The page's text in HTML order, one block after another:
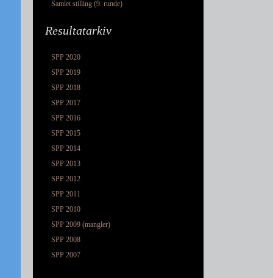
Samlet stilling (9. runde)
Resultatarkiv
SPP 2020
SPP 2019
SPP 2018
SPP 2017
SPP 2016
SPP 2015
SPP 2014
SPP 2013
SPP 2012
SPP 2011
SPP 2010
SPP 2009 (mangler)
SPP 2008
SPP 2007